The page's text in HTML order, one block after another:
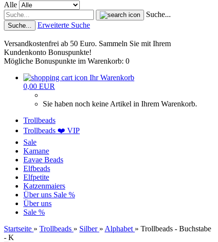
Alle
Suche...
Suche... Erweiterte Suche
Versandkostenfrei ab 50 Euro. Sammeln Sie mit Ihrem
Kundenkonto Bonuspunkte!
Mögliche Bonuspunkte im Warenkorb: 0
Ihr Warenkorb
0,00 EUR
Sie haben noch keine Artikel in Ihrem Warenkorb.
Trollbeads
Trollbeads ❤️ VIP
Sale
Kamane
Eavae Beads
Elfbeads
Elfpetite
Katzenmaiers
Über uns Sale %
Über uns
Sale %
Startseite » Trollbeads » Silber » Alphabet » Trollbeads - Buchstabe
- K